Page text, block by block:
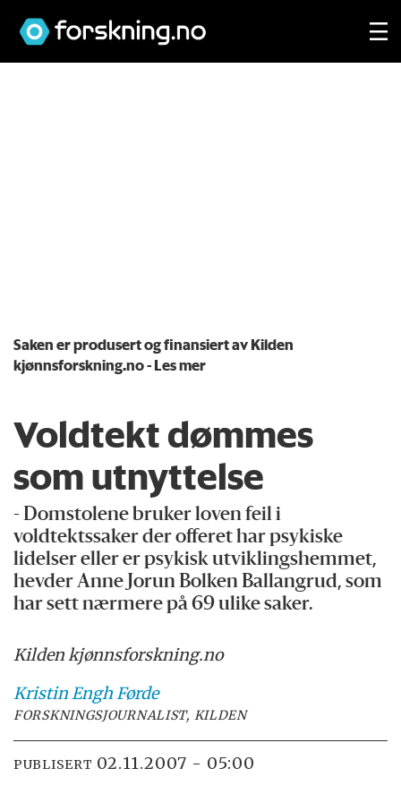
Saken er produsert og finansiert av Kilden
kjønnsforskning.no- Les mer
Voldtekt dømmes
som utnyttelse
- Domstolene bruker loven feil i
voldtektssaker der offeret har psykiske
lidelser eller er psykisk utviklingshemmet,
hevder Anne Jorun Bolken Ballangrud, som
har sett nærmere på 69 ulike saker.
Kilden kjønnsforskning.no
Kristin Engh Førde
FORSKNINGSJOURNALIST, KILDEN
PUBLISERT 02.11.2007 - 05:00